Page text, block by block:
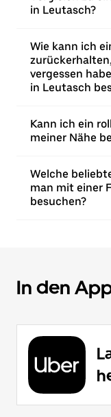
in Leutasch?
Wie kann ich
vergessen
in Leutasch
Kann ich ein
meiner Nähe
Welche
man mit einer
besuchen?
In den